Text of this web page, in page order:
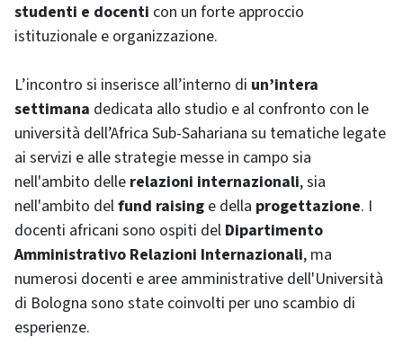
studenti e docenti con un forte approccio
istituzionale e organizzazione.
L’incontro si inserisce all’interno di un’intera
settimana dedicata allo studio e al confronto con le
università dell’Africa Sub-Sahariana su tematiche legate
ai servizi e alle strategie messe in campo sia
nell'ambito delle relazioni internazionali, sia
nell'ambito delfund raising e della progettazione. I
docenti africani sono ospiti del Dipartimento
Amministrativo Relazioni Internazionali, ma
numerosi docenti e aree amministrative dell'Università
di Bologna sono state coinvolti per uno scambio di
esperienze.